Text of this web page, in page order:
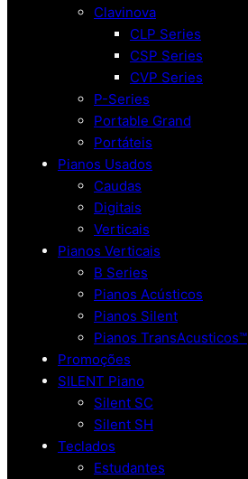
Clavinova
CLP Series
CSP Series
CVP Series
P-Series
Portable Grand
Portáteis
Pianos Usados
Caudas
Digitais
Verticais
Pianos Verticais
B Series
Pianos Acústicos
Pianos Silent
Pianos TransAcusticos™
Promoções
SILENT Piano
Silent SC
Silent SH
Teclados
Estudantes